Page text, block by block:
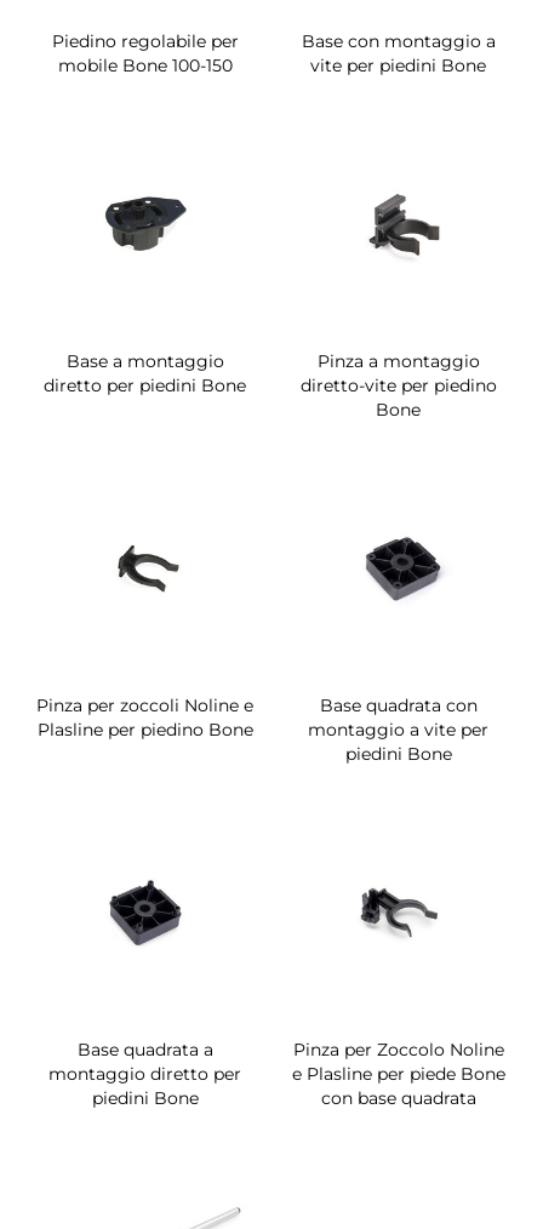
Piedino regolabile per
mobile Bone 100-150
Base con montaggio a
vite per piedini Bone
Base a montaggio
diretto per piedini Bone
Pinza a montaggio
diretto-vite per piedino
Bone
Pinza per zoccoli Noline e
Plasline per piedino Bone
Base quadrata con
montaggio a vite per
piedini Bone
Base quadrata a
montaggio diretto per
piedini Bone
Pinza per Zoccolo Noline
e Plasline per piede Bone
con base quadrata